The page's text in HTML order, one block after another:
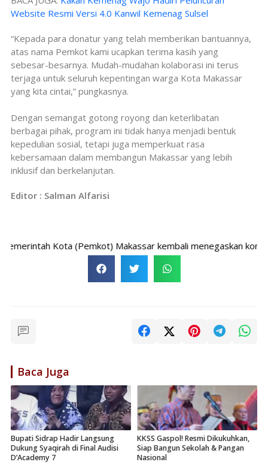
Website Resmi Versi 4.0 Kanwil Kemenag Sulsel
“Kepada para donatur yang telah memberikan bantuannya,
atas nama Pemkot kami ucapkan terima kasih yang
sebesar-besarnya. Mudah-mudahan kolaborasi ini terus
terjaga untuk seluruh kepentingan warga Kota Makassar
yang kita cintai,” pungkasnya.
Dengan semangat gotong royong dan keterlibatan
berbagai pihak, program ini tidak hanya menjadi bentuk
kepedulian sosial, tetapi juga memperkuat rasa
kebersamaan dalam membangun Makassar yang lebih
inklusif dan berkelanjutan.
Editor : Salman Alfarisi
Kota (Pemkot) Makassar kembali menegaskan
Baca Juga
Bupati Sidrap Hadir Langsung
Dukung Syaqirah di Final Audisi
D’Academy 7
KKSS Gaspol! Resmi Dikukuhkan,
Siap Bangun Sekolah & Pangan
Nasional